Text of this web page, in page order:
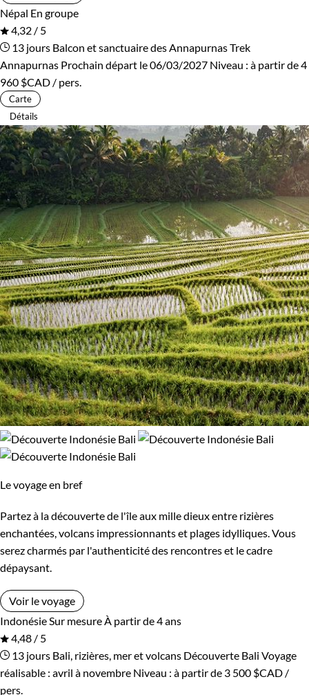
Népal En groupe
4,32 / 5
13 jours Balcon et sanctuaire des AnnapurnasTrek
Annapurnas Prochain départ le 06/03/2027 Niveau : à partir de4
960 $CAD / pers.
Carte
Détails
Le voyage en bref
Partez à la découverte de l'île aux mille dieux entre rizières
enchantées, volcans impressionnants et plages idylliques. Vous
serez charmés par l'authenticité des rencontres et le cadre
dépaysant.
Voir le voyage
Indonésie Sur mesure À partir de 4 ans
4,48 / 5
13 jours Bali, rizières, mer et volcans Découverte Bali Voyage
réalisable : avril à novembre Niveau : à partir de 3 500 $CAD /
pers.